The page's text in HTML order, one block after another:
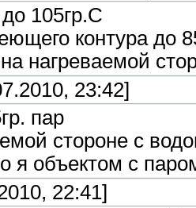
105гр.С
контура до
нагреваемой
23:42]
пар
стороне с
я объектом с
22:41]